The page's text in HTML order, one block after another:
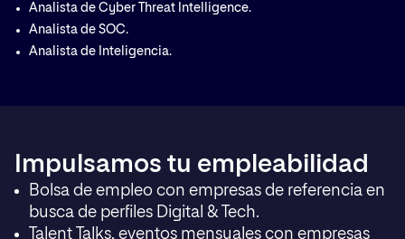
Analista de Cyber Threat Intelligence.
Analista de SOC.
Analista de Inteligencia.
Impulsamos tu empleabilidad
Bolsa de empleo con empresas de referencia en
busca de perfiles Digital & Tech.
Talent Talks, eventos mensuales con empresas